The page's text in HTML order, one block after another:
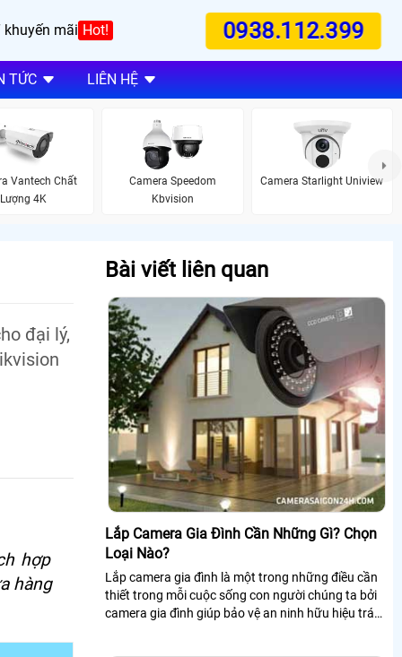
khuyến mãi Hot! 0938.112.399
TỨC LIÊN HỆ
Vantech Chất
Lượng 4K
Camera Speedom
Kbvision
Camera Starlight Uniview
đại lý,
hợp
hàng
Bài viết liên quan
Lắp Camera Gia Đình Cần Những Gì? Chọn
Loại Nào?
Lắp camera gia đình là một trong những điều cần
thiết trong mỗi cuộc sống con người chúng ta bởi
camera gia đình giúp bảo vệ an ninh hữu hiệu tránh